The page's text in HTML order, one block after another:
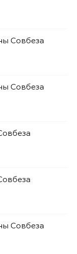
Совбеза
Совбеза
Совбеза